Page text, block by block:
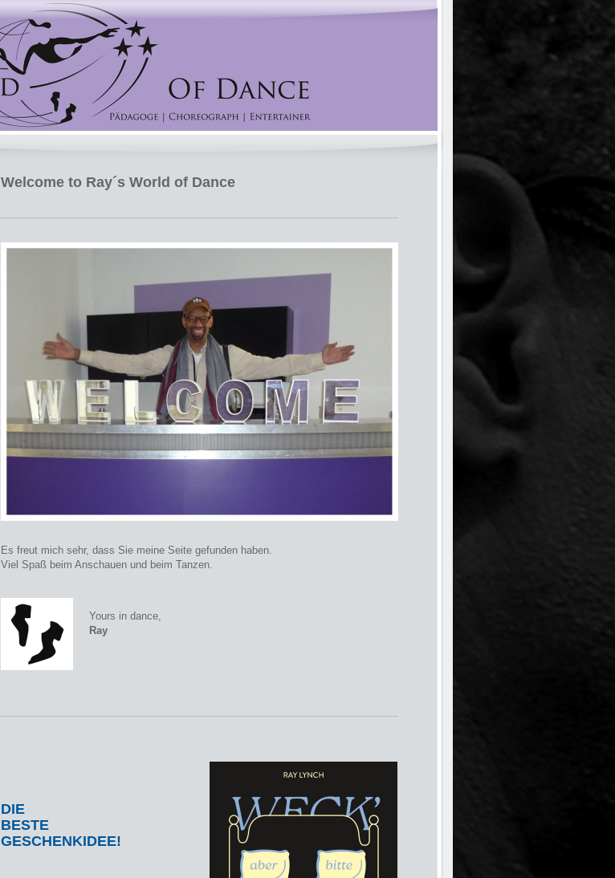
Welcome to Ray´s World of Dance
Es freut mich sehr, dass Sie meine Seite gefunden haben.
Viel Spaß beim Anschauen und beim Tanzen.
Yours in dance,
Ray
DIE
BESTE
GESCHENKIDEE!